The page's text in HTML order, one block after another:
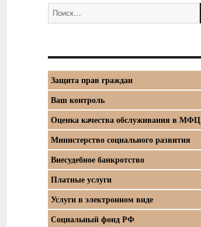
Искать:
Защита прав граждан
Ваш контроль
Оценка качества обслуживания в МФЦ
Министерство социального развития
Внесудебное банкротство
Платные услуги
Услуги в электронном виде
Социальный фонд РФ